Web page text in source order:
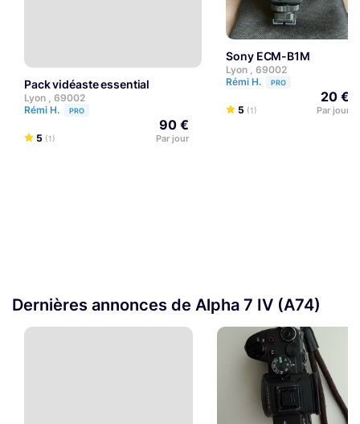
Pack vidéaste essential
Lyon , 69002
Rémi H.
PRO
5 (1)
90 €
Par jour
Sony ECM-B1M
Lyon , 69002
Rémi H.
PRO
5 (1)
20 €
Par jour
Dernières annonces de Alpha 7 IV (A74)